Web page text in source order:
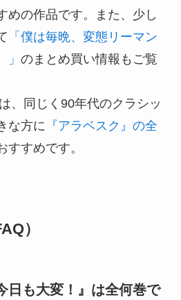
めの作品です。また、少し
「僕は毎晩、変態リーマン
のまとめ買い情報もご覧
、同じく90年代のクラシッ
な方に 『アラベスク』の全
すすめです。
）
日も大変！』は全何巻で